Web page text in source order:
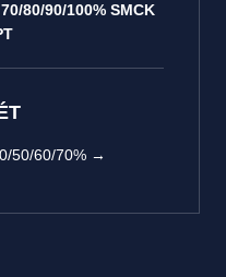
80/90/100% SMCK
50/60/70% →